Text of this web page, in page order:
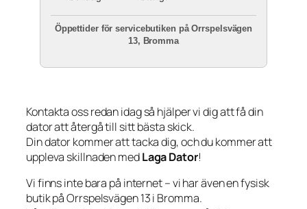
Öppettider för servicebutiken på Orrspelsvägen
13, Bromma
Kontakta oss redan idag så hjälper vi dig att få din
dator att återgå till sitt bästa skick.
Din dator kommer att tacka dig, och du kommer att
uppleva skillnaden medLaga Dator!
Vi finns inte bara på internet – vi har även en fysisk
butik på Orrspelsvägen 13 i Bromma.